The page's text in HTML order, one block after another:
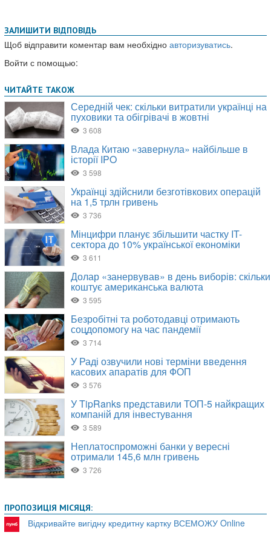
ЗАЛИШИТИ ВІДПОВІДЬ
Щоб відправити коментар вам необхідно авторизуватись.
Войти с помощью:
ПРОПОЗИЦІЯ МІСЯЦЯ:
Відкривайте вигідну кредитну картку ВСЕМОЖУ Online